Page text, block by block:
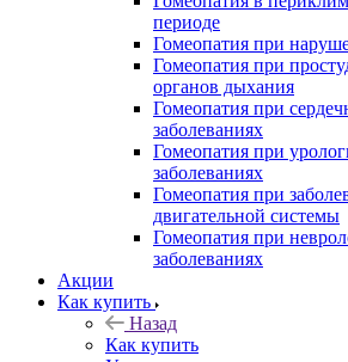
периоде
Гомеопатия при
Гомеопатия при
органов дыхания
Гомеопатия при
заболеваниях
Гомеопатия при
заболеваниях
Гомеопатия при
двигательной системы
Гомеопатия при
заболеваниях
Акции
Как купить
Назад
Как купить